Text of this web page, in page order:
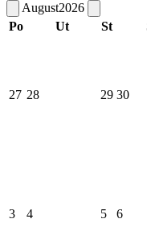
August2026
Po
Ut St
27 28 29 30
3 4 5 6